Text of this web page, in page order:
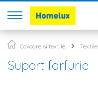
Covoare si textile
Suport farfurie